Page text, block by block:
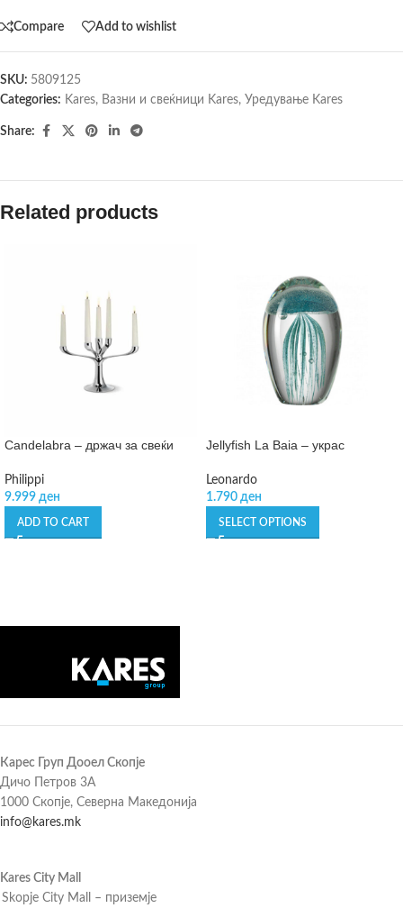
Compare Add to wishlist
SKU: 5809125
Categories: Kares, Вазни и свеќници Kares, Уредување Kares
Share:
Related products
Candelabra – држач за свеќи
Philippi
9.999 ден
ADD TO CART
Jellyfish La Baia – украс
Leonardo
1.790 ден
SELECT OPTIONS
Карес Груп Дооел Скопје
Дичо Петров 3А
1000 Скопје, Северна Македонија
info@kares.mk
Kares City Mall
Skopje City Mall – приземје